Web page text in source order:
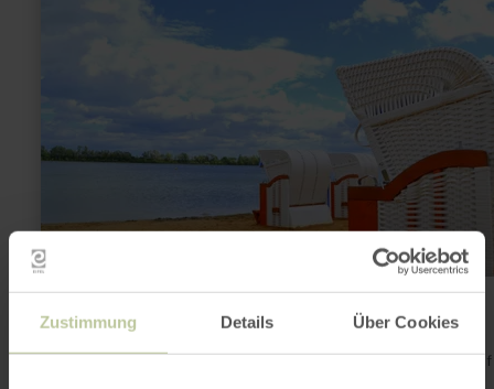
Zustimmung Details Über Cookies
Tim’s Beach
Zülpich
Bist du bereit? – setz die Segel und nimm dir ein wenig